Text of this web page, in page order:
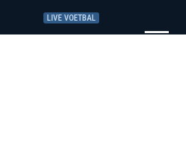
LIVE VOETBAL